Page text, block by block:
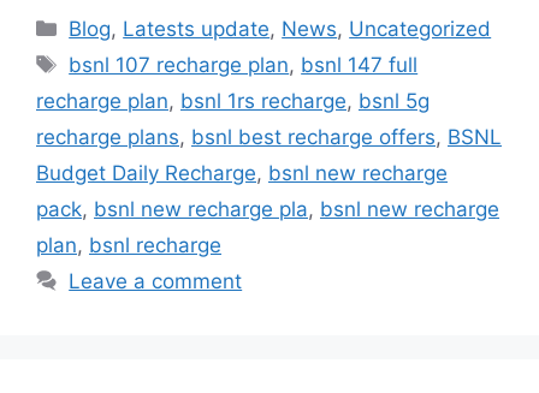
Categories
Blog, Latests update, News, Uncategorized
Tags
bsnl 107 recharge plan, bsnl 147 full
recharge plan, bsnl 1rs recharge, bsnl 5g
recharge plans, bsnl best recharge offers, BSNL
Budget Daily Recharge, bsnl new recharge
pack, bsnl new recharge pla, bsnl new recharge
plan, bsnl recharge
Leave a comment